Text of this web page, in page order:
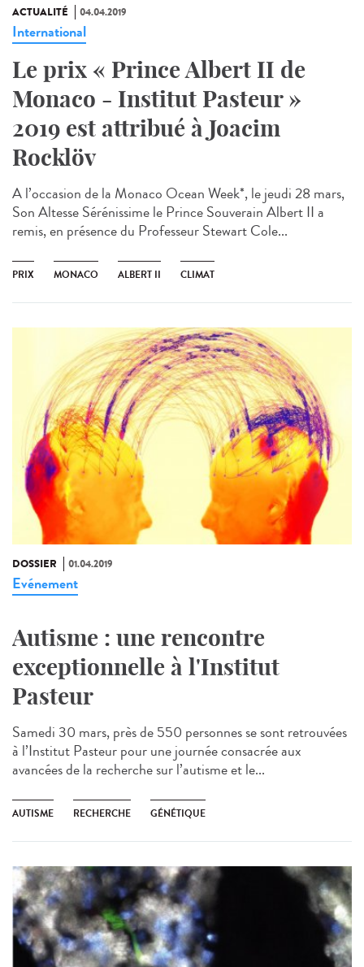
ACTUALITÉ 04.04.2019
International
Le prix « Prince Albert II de
Monaco - Institut Pasteur »
2019 est attribué à Joacim
Rocklöv
A l’occasion de la Monaco Ocean Week*, le jeudi 28 mars,
Son Altesse Sérénissime le Prince Souverain Albert II a
remis, en présence du Professeur Stewart Cole...
PRIX MONACO ALBERT II CLIMAT
DOSSIER 01.04.2019
Evénement
Autisme : une rencontre
exceptionnelle à l'Institut
Pasteur
Samedi 30 mars, près de 550 personnes se sont retrouvées
à l’Institut Pasteur pour une journée consacrée aux
avancées de la recherche sur l’autisme et le...
AUTISME RECHERCHE GÉNÉTIQUE